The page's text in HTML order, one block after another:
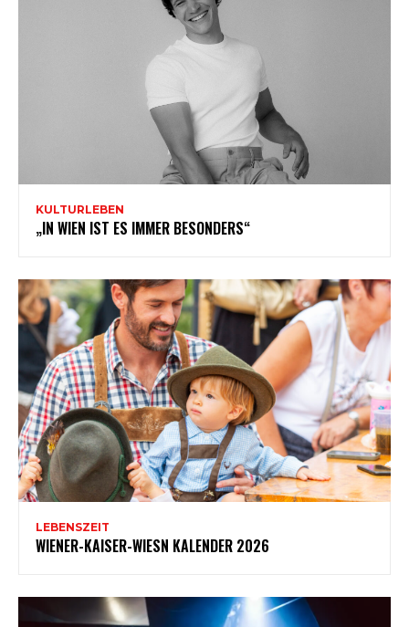
KULTURLEBEN
„IN WIEN IST ES IMMER BESONDERS“
LEBENSZEIT
WIENER-KAISER-WIESN KALENDER 2026